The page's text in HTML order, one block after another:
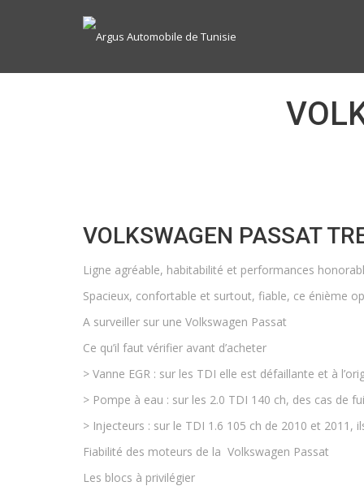
VOLKSWAGEN PASSAT
Ligne agréable, habitabilité et performances
Spacieux, confortable et surtout, fiable, ce énième
A surveiller sur une Volkswagen Passat
Ce qu’il faut vérifier avant d’acheter
> Vanne EGR : sur les TDI elle est défaillante et à
> Pompe à eau : sur les 2.0 TDI 140 ch, des cas de
> Injecteurs : sur le TDI 1.6 105 ch de 2010 et 2011,
Fiabilité des moteurs de la Volkswagen Passat
Les blocs à privilégier